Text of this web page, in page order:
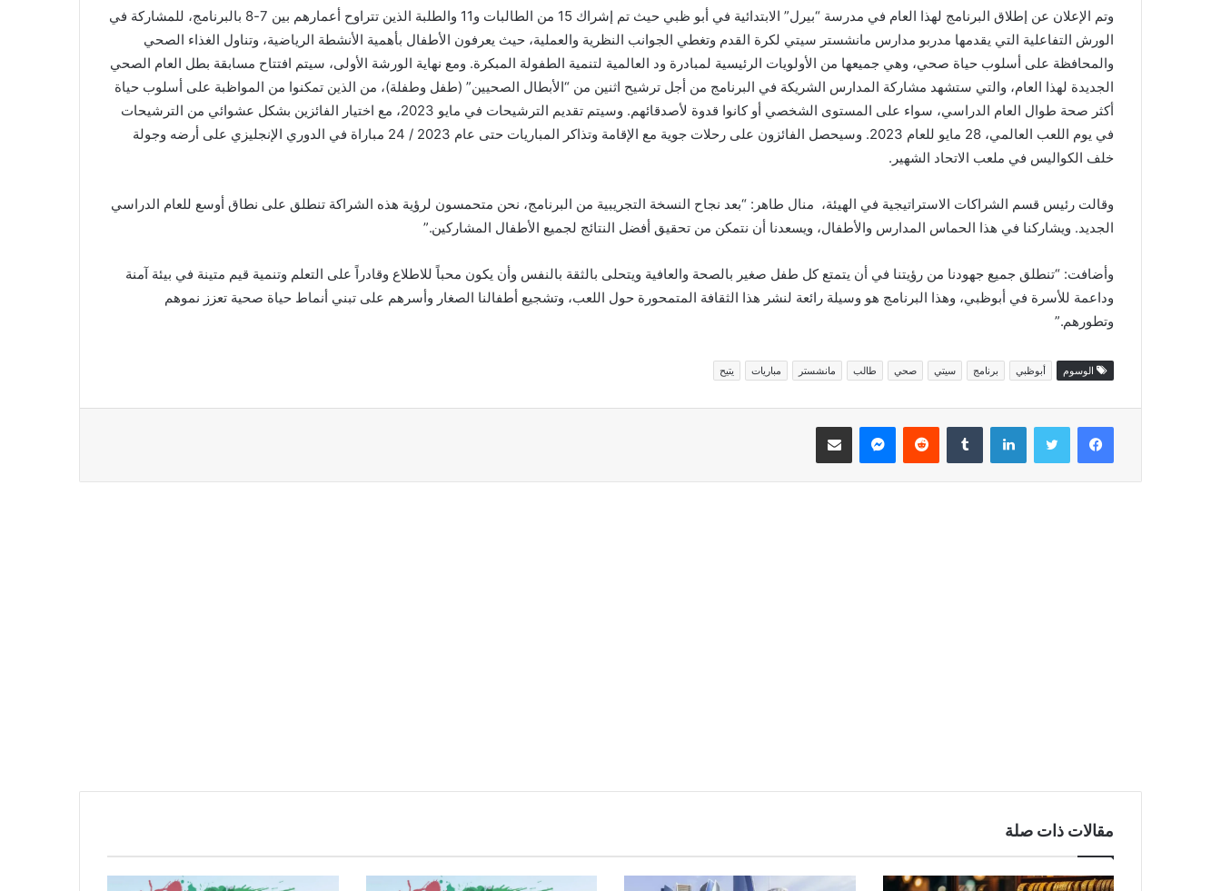
وتم الإعلان عن إطلاق البرنامج لهذا العام في مدرسة “بيرل” الابتدائية في أبو ظبي حيث تم إشراك 15 من الطالبات و11 والطلبة الذين تتراوح أعمارهم بين 7-8 بالبرنامج، للمشاركة في
الورش التفاعلية التي يقدمها مدربو مدارس مانشستر سيتي لكرة القدم وتغطي الجوانب النظرية والعملية، حيث يعرفون الأطفال بأهمية الأنشطة الرياضية، وتناول الغذاء الصحي
والمحافظة على أسلوب حياة صحي، وهي جميعها من الأولويات الرئيسية لمبادرة ود العالمية لتنمية الطفولة المبكرة. ومع نهاية الورشة الأولى، سيتم افتتاح مسابقة بطل العام الصحي
الجديدة لهذا العام، والتي ستشهد مشاركة المدارس الشريكة في البرنامج من أجل ترشيح اثنين من “الأبطال الصحيين” (طفل وطفلة)، من الذين تمكنوا من المواظبة على أسلوب حياة
أكثر صحة طوال العام الدراسي، سواء على المستوى الشخصي أو كانوا قدوة لأصدقائهم. وسيتم تقديم الترشيحات في مايو 2023، مع اختيار الفائزين بشكل عشوائي من الترشيحات
في يوم اللعب العالمي، 28 مايو للعام 2023. وسيحصل الفائزون على رحلات جوية مع الإقامة وتذاكر المباريات حتى عام 2023 / 24 مباراة في الدوري الإنجليزي على أرضه وجولة
خلف الكواليس في ملعب الاتحاد الشهير.
وقالت رئيس قسم الشراكات الاستراتيجية في الهيئة، منال طاهر: “بعد نجاح النسخة التجريبية من البرنامج، نحن متحمسون لرؤية هذه الشراكة تنطلق على نطاق أوسع للعام الدراسي
الجديد. ويشاركنا في هذا الحماس المدارس والأطفال، ويسعدنا أن نتمكن من تحقيق أفضل النتائج لجميع الأطفال المشاركين.”
وأضافت: “تنطلق جميع جهودنا من رؤيتنا في أن يتمتع كل طفل صغير بالصحة والعافية ويتحلى بالثقة بالنفس وأن يكون محباً للاطلاع وقادراً على التعلم وتنمية قيم متينة في بيئة آمنة
وداعمة للأسرة في أبوظبي، وهذا البرنامج هو وسيلة رائعة لنشر هذا الثقافة المتمحورة حول اللعب، وتشجيع أطفالنا الصغار وأسرهم على تبني أنماط حياة صحية تعزز نموهم
وتطورهم.”
الوسوم أبوظبي برنامج سيتي صحي طالب مانشستر مباريات يتيح
فيسبوك تويتر لينكدإن ماسنجر مشاركة عبر البريد
مقالات ذات صلة